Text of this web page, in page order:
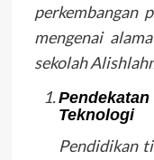
perkembangan
mengenai
sekolah
Teknologi
Pendidikan